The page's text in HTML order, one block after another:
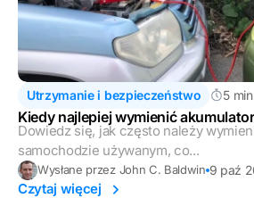
Utrzymanie i bezpieczeństwo 5
Kiedy najlepiej wymienić
Dowiedz się, jak często należy
samochodzie używanym, co...
Wysłane przez John C. Baldwin 9 paź
Czytaj więcej